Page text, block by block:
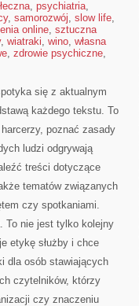
, psychiatria,
, samorozwój, slow life,
online, sztuczna
, wiatraki, wino, własna
, zdrowie psychiczne,
się z aktualnym
każdego tekstu. To
poznać zasady
ludzi odgrywają
treści dotyczące
tematów związanych
czy spotkaniami.
To nie jest tylko kolejny
etykę służby i chce
dla osób stawiających
czytelników, którzy
czy znaczeniu